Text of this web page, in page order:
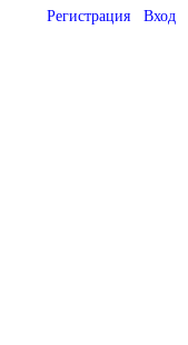
Регистрация Вход